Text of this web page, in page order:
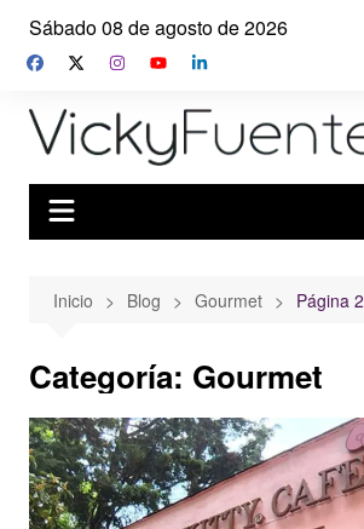
Saltar
contenido
Sábado 08 de agosto de 2026
Inicio Blog Gourmet Página 2
Categoría: Gourmet